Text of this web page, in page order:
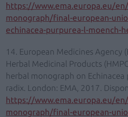
https://www.ema.europa.eu/
monograph/final-european-
echinacea-purpurea-l-moench-
14. European Medicines Agency
Herbal Medicinal Products
herbal monograph on Echinacea
radix. London: EMA, 2017.
https://www.ema.europa.eu/
monograph/final-european-